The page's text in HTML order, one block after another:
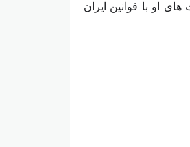
او با قوانین ایران